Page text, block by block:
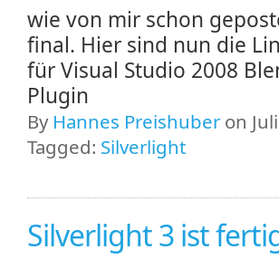
wie von mir schon
final. Hier sind nun die
für Visual Studio 2008
Plugin
By Hannes Preishuber on
Tagged: Silverlight
Silverlight 3 ist